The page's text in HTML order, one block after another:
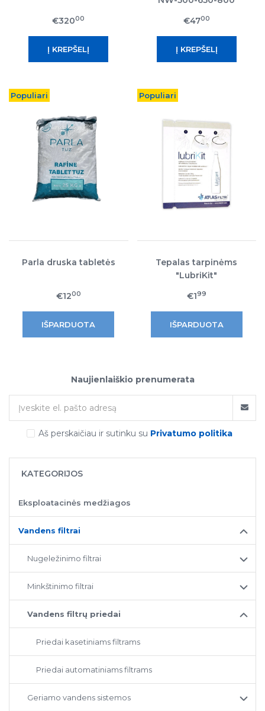
€32000 €4700
Populiari
Parla druska tabletės
€1200
Populiari
Tepalas tarpinėms
"LubriKit"
€199
Naujienlaiškio prenumerata
Aš perskaičiau ir sutinku su Privatumo politika
KATEGORIJOS
Eksploatacinės medžiagos
Vandens filtrai
Nugeležinimo filtrai
Minkštinimo filtrai
Vandens filtrų priedai
Priedai kasetiniams filtrams
Priedai automatiniams filtrams
Geriamo vandens sistemos